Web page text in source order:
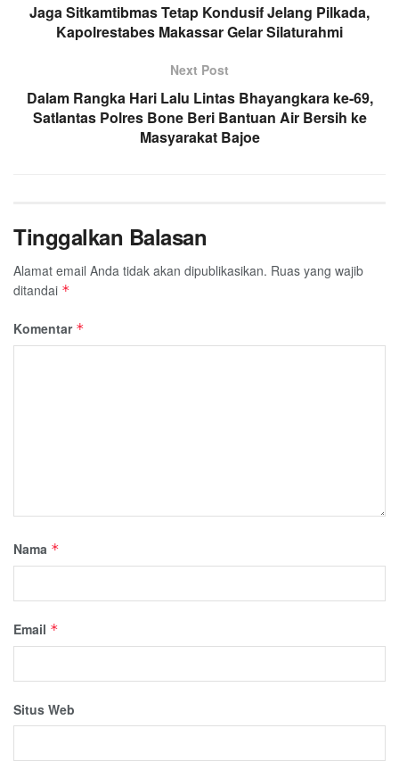
Jaga Sitkamtibmas Tetap Kondusif Jelang Pilkada,
Kapolrestabes Makassar Gelar Silaturahmi
Next Post
Dalam Rangka Hari Lalu Lintas Bhayangkara ke-69,
Satlantas Polres Bone Beri Bantuan Air Bersih ke
Masyarakat Bajoe
Tinggalkan Balasan
Alamat email Anda tidak akan dipublikasikan. Ruas yang wajib
ditandai *
Komentar *
Nama *
Email *
Situs Web